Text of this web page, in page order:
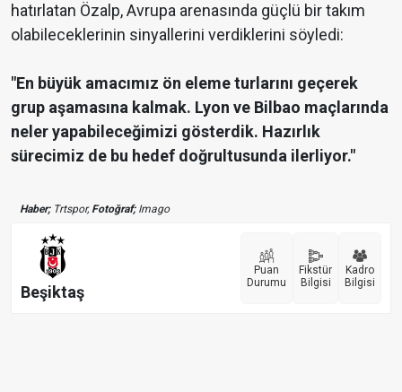
hatırlatan Özalp, Avrupa arenasında güçlü bir takım
olabileceklerinin sinyallerini verdiklerini söyledi:
"En büyük amacımız ön eleme turlarını geçerek
grup aşamasına kalmak. Lyon ve Bilbao maçlarında
neler yapabileceğimizi gösterdik. Hazırlık
sürecimiz de bu hedef doğrultusunda ilerliyor."
Haber;Trtspor,Fotoğraf;Imago
Beşiktaş
Puan
Durumu
Fikstür
Bilgisi
Kadro
Bilgisi